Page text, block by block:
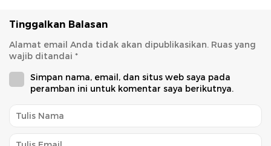
Tinggalkan Balasan
Alamat email Anda tidak akan dipublikasikan. Ruas yang
wajib ditandai *
Simpan nama, email, dan situs web saya pada
peramban ini untuk komentar saya berikutnya.